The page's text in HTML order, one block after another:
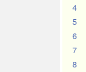
4
5
6
7
8